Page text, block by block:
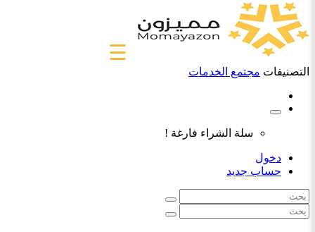
☰
التصنيفات مجتمع الخدمات
سلة الشراء فارغة !
دخول
حساب جديد